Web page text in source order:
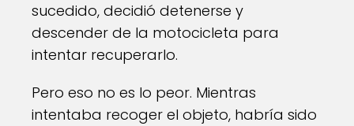
sucedido, decidió detenerse y
descender de la motocicleta para
intentar recuperarlo.
Pero eso no es lo peor. Mientras
intentaba recoger el objeto, habría sido